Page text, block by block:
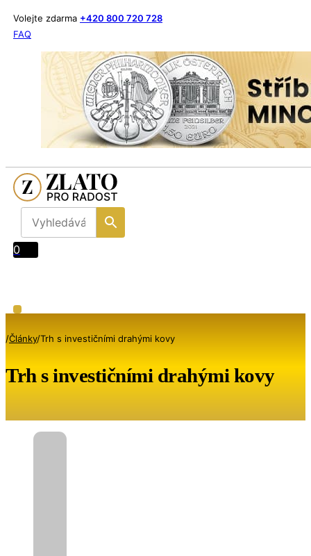
Volejte zdarma +420 800 720 728
FAQ
0
/Články/Trh s investičními drahými kovy
Trh s investičními drahými kovy